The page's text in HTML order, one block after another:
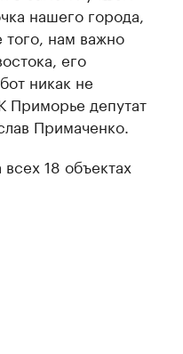
нашего города,
нам важно
его
никак не
Приморье депутат
Примаченко.
18 объектах